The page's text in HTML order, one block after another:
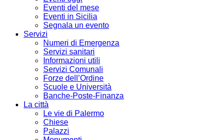
Eventi del mese
Eventi in Sicilia
Segnala un evento
Servizi
Numeri di Emergenza
Servizi sanitari
Informazioni utili
Servizi Comunali
Forze dell’Ordine
Scuole e Università
Banche-Poste-Finanza
La città
Le vie di Palermo
Chiese
Palazzi